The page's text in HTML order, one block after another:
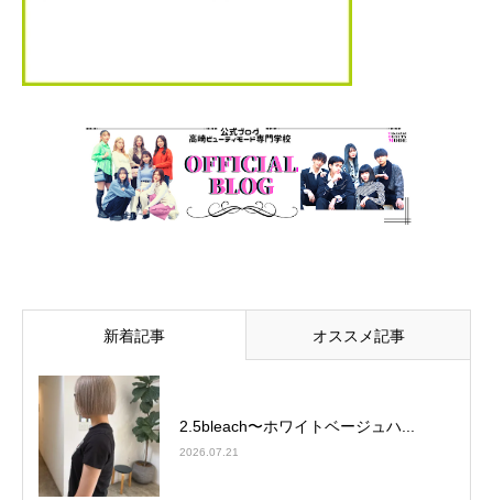
新着記事 オススメ記事
2.5bleach〜ホワイトベージュ⁡ハ...
2026.07.21